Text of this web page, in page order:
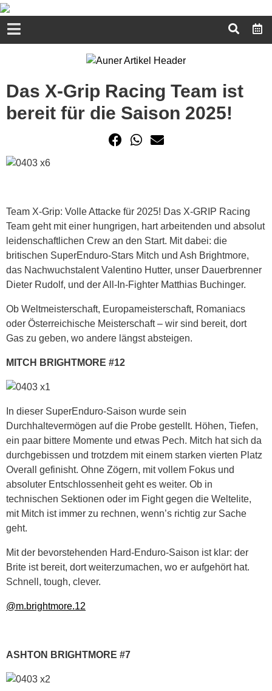
Das X-Grip Racing Team ist
bereit für die Saison 2025!
Team X-Grip: Volle Attacke für 2025! Das X-GRIP Racing
Team geht mit einer hungrigen, hart arbeitenden und absolut
leidenschaftlichen Crew an den Start. Mit dabei: die
britischen SuperEnduro-Stars Mitch und Ash Brightmore,
das Nachwuchstalent Valentino Hutter, unser Dauerbrenner
Dieter Rudolf, und der All-In-Fighter Matthias Buchinger.
Ob Weltmeisterschaft, Europameisterschaft, Romaniacs
oder Österreichische Meisterschaft – wir sind bereit, dort
Gas zu geben, wo andere längst absteigen.
MITCH BRIGHTMORE #12
In dieser SuperEnduro-Saison wurde sein
Durchhaltevermögen auf die Probe gestellt. Höhen, Tiefen,
ein paar bittere Momente und etwas Pech. Mitch hat sich da
durchgebissen und trotzdem mit einem starken vierten Platz
Overall gefinisht. Ohne Zögern, mit vollem Fokus und
absoluter Entschlossenheit geht es weiter. Ob in
technischen Sektionen oder im Fight gegen die Weltelite,
mit Mitch ist immer zu rechnen, wenn’s richtig zur Sache
geht.
Mit der bevorstehenden Hard-Enduro-Saison ist klar: der
Brite ist bereit, dort weiterzumachen, wo er aufgehört hat.
Schnell, tough, clever.
@m.brightmore.12
ASHTON BRIGHTMORE #7